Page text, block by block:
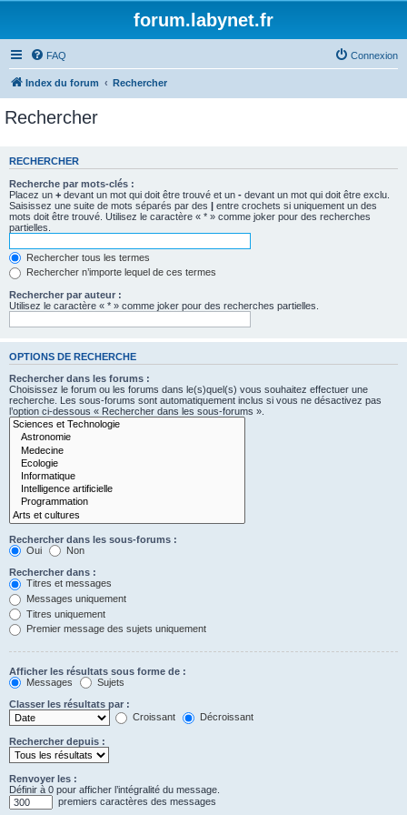
forum.labynet.fr
FAQ Connexion
Index du forum Rechercher
Rechercher
RECHERCHER
Recherche par mots-clés :
Placez un + devant un mot qui doit être trouvé et un - devant un mot qui doit être exclu.
Saisissez une suite de mots séparés par des | entre crochets si uniquement un des
mots doit être trouvé. Utilisez le caractère « * » comme joker pour des recherches
partielles.
Rechercher tous les termes
Rechercher n’importe lequel de ces termes
Rechercher par auteur :
Utilisez le caractère « * » comme joker pour des recherches partielles.
OPTIONS DE RECHERCHE
Rechercher dans les forums :
Choisissez le forum ou les forums dans le(s)quel(s) vous souhaitez effectuer une
recherche. Les sous-forums sont automatiquement inclus si vous ne désactivez pas
l’option ci-dessous « Rechercher dans les sous-forums ».
Rechercher dans les sous-forums :
Oui
Non
Rechercher dans :
Titres et messages
Messages uniquement
Titres uniquement
Premier message des sujets uniquement
Afficher les résultats sous forme de :
Messages
Sujets
Classer les résultats par :
Croissant
Décroissant
Rechercher depuis :
Renvoyer les :
Définir à 0 pour afficher l’intégralité du message.
premiers caractères des messages